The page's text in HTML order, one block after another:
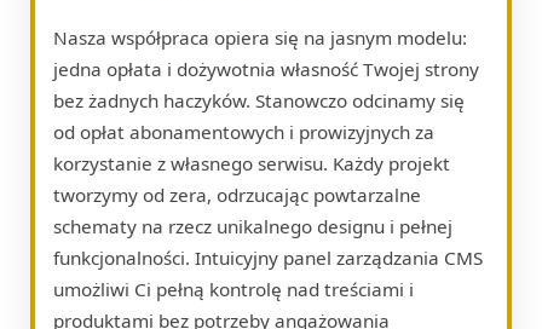
Nasza współpraca opiera się na jasnym modelu:
jedna opłata i dożywotnia własność Twojej strony
bez żadnych haczyków. Stanowczo odcinamy się
od opłat abonamentowych i prowizyjnych za
korzystanie z własnego serwisu. Każdy projekt
tworzymy od zera, odrzucając powtarzalne
schematy na rzecz unikalnego designu i pełnej
funkcjonalności. Intuicyjny panel zarządzania CMS
umożliwi Ci pełną kontrolę nad treściami i
produktami bez potrzeby angażowania